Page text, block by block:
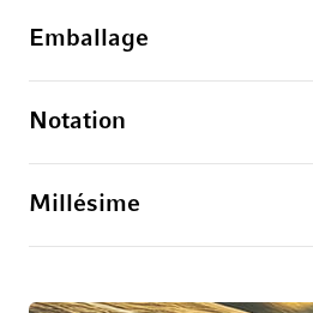
Emballage
Notation
Millésime